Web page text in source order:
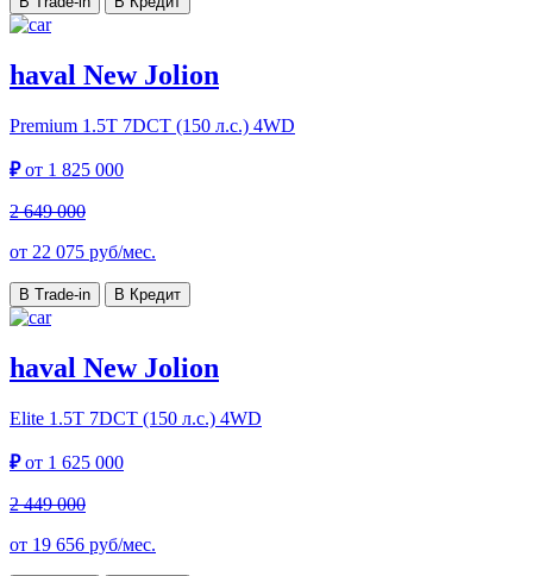
haval New Jolion
Premium 1.5T 7DCT (150 л.с.) 4WD
₽от 1 825 000
2 649 000
от 22 075 руб/мес.
В Trade-in В Кредит
haval New Jolion
Elite 1.5T 7DCT (150 л.с.) 4WD
₽от 1 625 000
2 449 000
от 19 656 руб/мес.